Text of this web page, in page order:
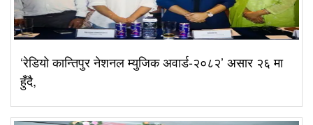
‘रेडियो कान्तिपुर नेशनल म्युजिक अवार्ड-२०८२’ असार २६ मा
हुँदै,